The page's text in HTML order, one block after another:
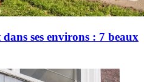
ses environs : 7 beaux